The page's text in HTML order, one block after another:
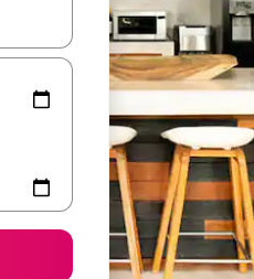
过点击或滑动手势浏览。